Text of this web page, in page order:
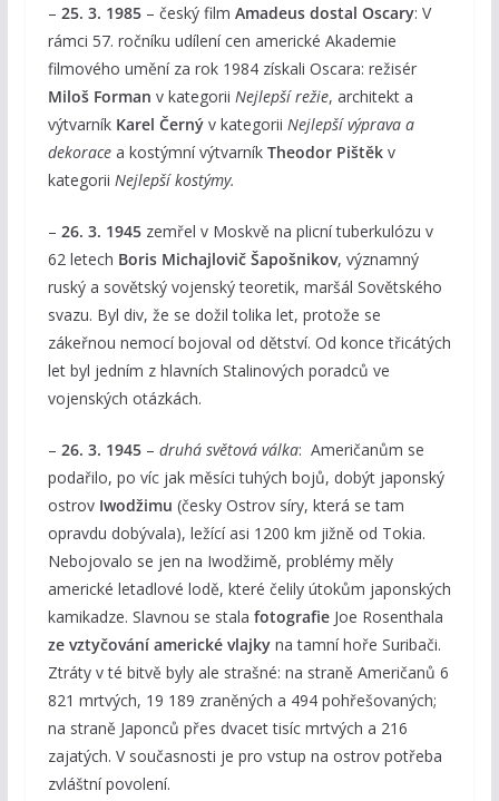
– 25. 3. 1985– český film Amadeus dostal Oscary: V
rámci 57. ročníku udílení cen americké Akademie
filmového umění za rok 1984 získali Oscara: režisér
Miloš Forman v kategorii Nejlepší režie, architekt a
výtvarník Karel Černýv kategorii Nejlepší výprava a
dekoracea kostýmní výtvarník Theodor Pištěkv
kategorii Nejlepší kostýmy.
– 26. 3. 1945zemřel v Moskvě na plicní tuberkulózu v
62 letech Boris Michajlovič Šapošnikov, významný
ruský a sovětský vojenský teoretik, maršál Sovětského
svazu. Byl div, že se dožil tolika let, protože se
zákeřnou nemocí bojoval od dětství. Od konce třicátých
let byl jedním z hlavních Stalinových poradců ve
vojenských otázkách.
– 26. 3. 1945– druhá světová válka: Američanům se
podařilo, po víc jak měsíci tuhých bojů, dobýt japonský
ostrov Iwodžimu (česky Ostrov síry, která se tam
opravdu dobývala), ležící asi 1200 km jižně od Tokia.
Nebojovalo se jen na Iwodžimě, problémy měly
americké letadlové lodě, které čelily útokům japonských
kamikadze. Slavnou se stala fotografieJoe Rosenthala
ze vztyčování americké vlajkyna tamní hoře Suribači.
Ztráty v té bitvě byly ale strašné: na straně Američanů 6
821 mrtvých, 19 189 zraněných a 494 pohřešovaných;
na straně Japonců přes dvacet tisíc mrtvých a 216
zajatých. V současnosti je pro vstup na ostrov potřeba
zvláštní povolení.